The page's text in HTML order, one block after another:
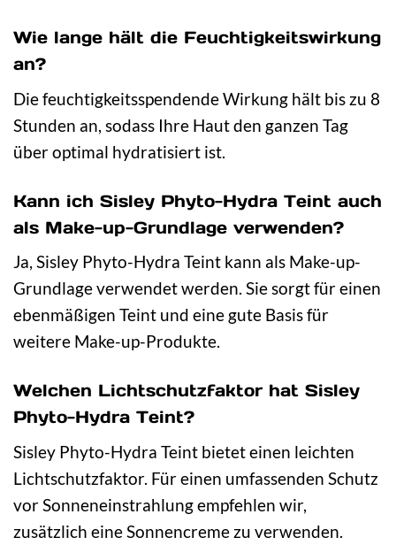
Wie lange hält die Feuchtigkeitswirkung
an?
Die feuchtigkeitsspendende Wirkung hält bis zu 8
Stunden an, sodass Ihre Haut den ganzen Tag
über optimal hydratisiert ist.
Kann ich Sisley Phyto-Hydra Teint auch
als Make-up-Grundlage verwenden?
Ja, Sisley Phyto-Hydra Teint kann als Make-up-
Grundlage verwendet werden. Sie sorgt für einen
ebenmäßigen Teint und eine gute Basis für
weitere Make-up-Produkte.
Welchen Lichtschutzfaktor hat Sisley
Phyto-Hydra Teint?
Sisley Phyto-Hydra Teint bietet einen leichten
Lichtschutzfaktor. Für einen umfassenden Schutz
vor Sonneneinstrahlung empfehlen wir,
zusätzlich eine Sonnencreme zu verwenden.